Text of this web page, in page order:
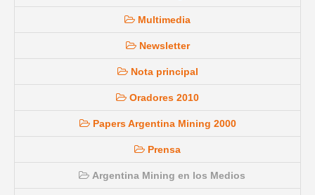
Multimedia
Newsletter
Nota principal
Oradores 2010
Papers Argentina Mining 2000
Prensa
Argentina Mining en los Medios